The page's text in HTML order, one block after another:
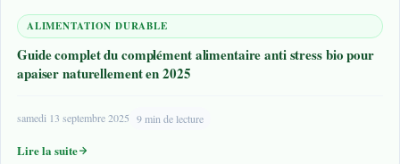
ALIMENTATION DURABLE
Guide complet du complément alimentaire anti stress bio pour
apaiser naturellement en 2025
samedi 13 septembre 2025 9 min de lecture
Lire la suite